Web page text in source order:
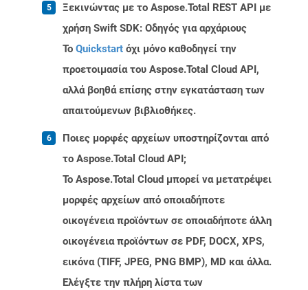
Ξεκινώντας με το Aspose.Total REST API με
χρήση Swift SDK: Οδηγός για αρχάριους
Το Quickstart όχι μόνο καθοδηγεί την
προετοιμασία του Aspose.Total Cloud API,
αλλά βοηθά επίσης στην εγκατάσταση των
απαιτούμενων βιβλιοθήκες.
Ποιες μορφές αρχείων υποστηρίζονται από
το Aspose.Total Cloud API;
Το Aspose.Total Cloud μπορεί να μετατρέψει
μορφές αρχείων από οποιαδήποτε
οικογένεια προϊόντων σε οποιαδήποτε άλλη
οικογένεια προϊόντων σε PDF, DOCX, XPS,
εικόνα (TIFF, JPEG, PNG BMP), MD και άλλα.
Ελέγξτε την πλήρη λίστα των